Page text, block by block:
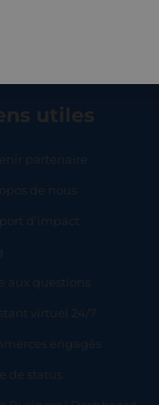
utiles
partenaire
de nous
d’impact
aux questions
virtuel 24/7
engagés
de status